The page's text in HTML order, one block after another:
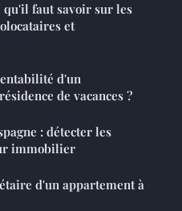
qu'il faut savoir sur les
et
d'un
de vacances ?
les
immobilier
d'un appartement à